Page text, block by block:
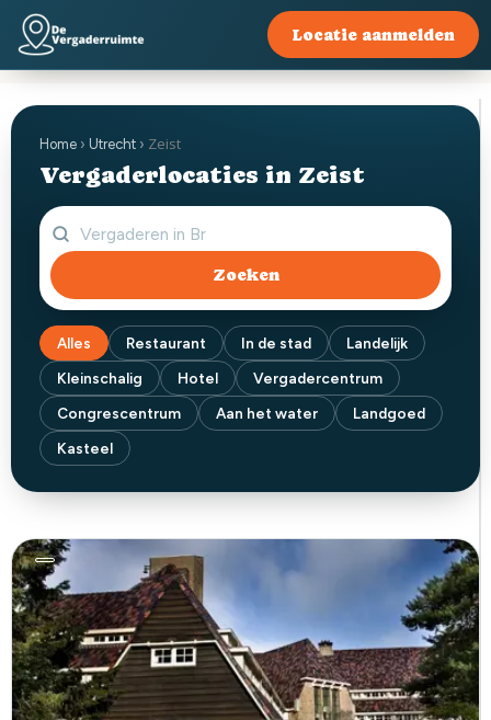
Locatie aanmelden
Home › Utrecht › Zeist
Vergaderlocaties in Zeist
Zoeken
Alles Restaurant In de stad
Landelijk
Kleinschalig
Hotel
Vergadercentrum
Congrescentrum
Aan het water
Landgoed
Kasteel